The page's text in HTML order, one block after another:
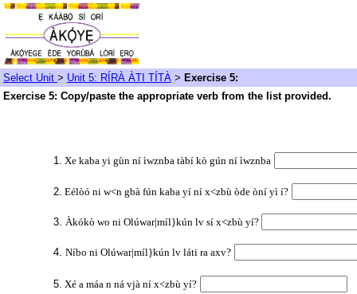
Select Unit > Unit 5: RÍRÀ ÀTI TÍTÀ > Exercise 5:
Exercise 5: Copy/paste the appropriate verb from the list provided.
1. Xe kaba yi gùn ní ìwznba tàbí kò gún ní ìwznba
2. Eélòó ni w<n gbà fún kaba yí ní x<zbù òde òní yì í?
3. Àkókò wo ni Olúwar|míl}kún lv sí x<zbù yí?
4. Níbo ni Olúwar|míl}kún lv láti ra axv?
5. Xé a máa n ná vjà ní x<zbù yí?